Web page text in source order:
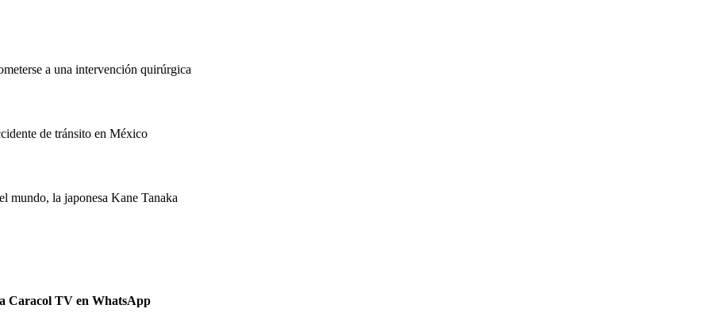
a una intervención quirúrgica
de tránsito en México
mundo, la japonesa Kane Tanaka
Caracol TV en WhatsApp